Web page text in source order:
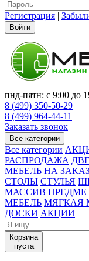
Регистрация |
Войти
пнд-пятн: с 9:00 до
8 (499) 350-50-29
8 (499) 964-44-11
Заказать звонок
Все категории
Все категории
РАСПРОДАЖА
МЕБЕЛЬ НА
СТОЛЫ СТУЛЬЯ
МАССИВ
МЕБЕЛЬ МЯГКАЯ
ДОСКИ АКЦИИ
Корзина
пуста